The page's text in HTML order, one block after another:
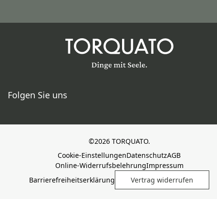
Folgen Sie uns
©2026 TORQUATO.
Cookie-EinstellungenDatenschutzAGB
Online-WiderrufsbelehrungImpressum
Barrierefreiheitserklärung
Vertrag widerrufen